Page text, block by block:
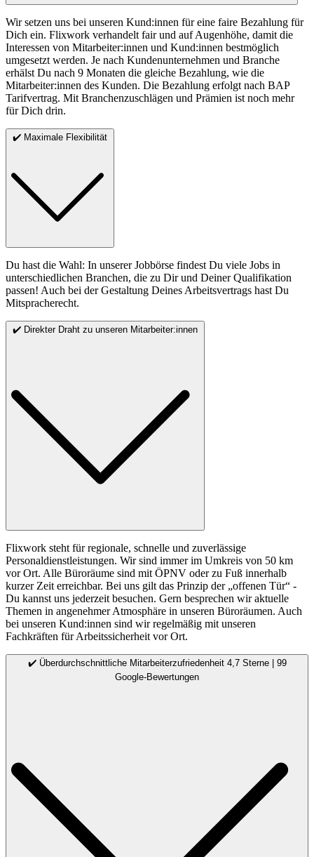
Wir setzen uns bei unseren Kund:innen für eine faire Bezahlung für
Dich ein. Flixwork verhandelt fair und auf Augenhöhe, damit die
Interessen von Mitarbeiter:innen und Kund:innen bestmöglich
umgesetzt werden. Je nach Kundenunternehmen und Branche
erhälst Du nach 9 Monaten die gleiche Bezahlung, wie die
Mitarbeiter:innen des Kunden. Die Bezahlung erfolgt nach BAP
Tarifvertrag. Mit Branchenzuschlägen und Prämien ist noch mehr
für Dich drin.
✔️ Maximale Flexibilität
Du hast die Wahl: In unserer Jobbörse findest Du viele Jobs in
unterschiedlichen Branchen, die zu Dir und Deiner Qualifikation
passen! Auch bei der Gestaltung Deines Arbeitsvertrags hast Du
Mitspracherecht.
✔️ Direkter Draht zu unseren Mitarbeiter:innen
Flixwork steht für regionale, schnelle und zuverlässige
Personaldienstleistungen. Wir sind immer im Umkreis von 50 km
vor Ort. Alle Büroräume sind mit ÖPNV oder zu Fuß innerhalb
kurzer Zeit erreichbar. Bei uns gilt das Prinzip der „offenen Tür“ -
Du kannst uns jederzeit besuchen. Gern besprechen wir aktuelle
Themen in angenehmer Atmosphäre in unseren Büroräumen. Auch
bei unseren Kund:innen sind wir regelmäßig mit unseren
Fachkräften für Arbeitssicherheit vor Ort.
✔️ Überdurchschnittliche Mitarbeiterzufriedenheit 4,7 Sterne | 99
Google-Bewertungen